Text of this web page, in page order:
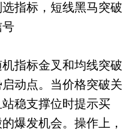
指标，短线黑马突破
号
指标金叉和均线突破
动点。当价格突破关
稳支撑位时提示买
爆发机会。操作上，